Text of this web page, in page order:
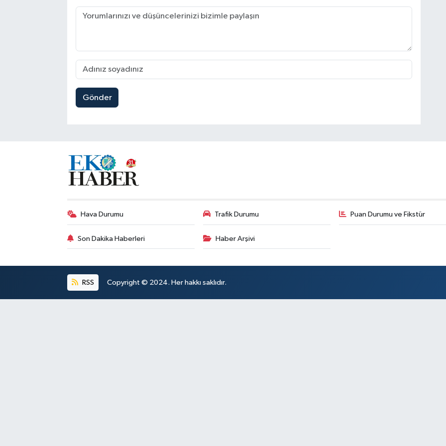
Gönder
Hava Durumu Trafik Durumu Puan Durumu ve Fikstür
Son Dakika Haberleri Haber Arşivi
RSS Copyright © 2024. Her hakkı saklıdır.